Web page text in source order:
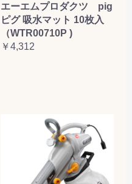
エーエムプロダクツ pig
ピグ 吸水マット 10枚入
（WTR00710P )
￥4,312